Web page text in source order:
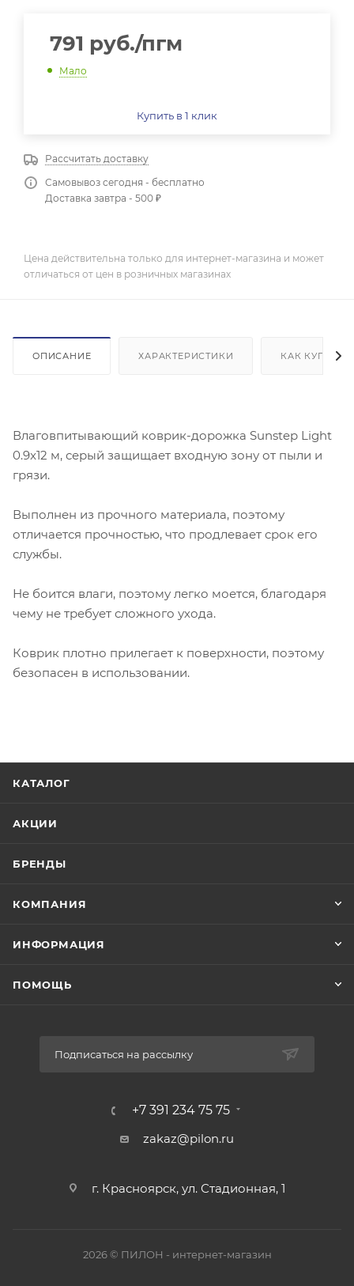
791 руб./пгм
Мало
Купить в 1 клик
Рассчитать доставку
Самовывоз сегодня - бесплатно
Доставка завтра - 500 ₽
Цена действительна только для интернет-магазина и может
отличаться от цен в розничных магазинах
ОПИСАНИЕ ХАРАКТЕРИСТИКИ КАК КУПИТЬ
Влаговпитывающий коврик-дорожка Sunstep Light
0.9x12 м, серый защищает входную зону от пыли и
грязи.
Выполнен из прочного материала, поэтому
отличается прочностью, что продлевает срок его
службы.
Не боится влаги, поэтому легко моется, благодаря
чему не требует сложного ухода.
Коврик плотно прилегает к поверхности, поэтому
безопасен в использовании.
КАТАЛОГ
АКЦИИ
БРЕНДЫ
КОМПАНИЯ
ИНФОРМАЦИЯ
ПОМОЩЬ
Подписаться на рассылку
+7 391 234 75 75
zakaz@pilon.ru
г. Красноярск, ул. Стадионная, 1
2026 © ПИЛОН - интернет-магазин